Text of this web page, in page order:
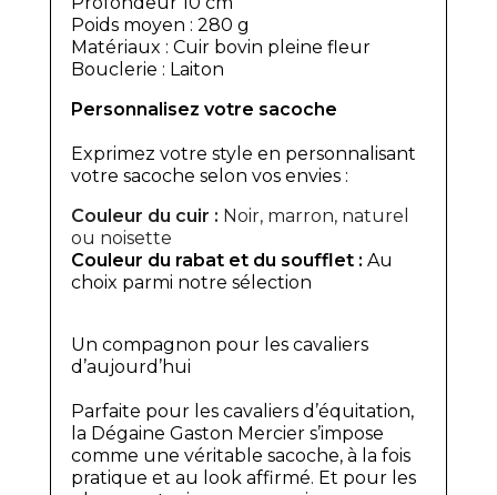
Poids moyen : 280 g
Matériaux : Cuir bovin pleine fleur
Bouclerie : Laiton
Personnalisez votre sacoche
Exprimez votre style en personnalisant
votre sacoche selon vos envies :
Couleur du cuir : Noir, marron, naturel
ou noisette
Couleur du rabat et du soufflet : Au
choix parmi notre sélection
Un compagnon pour les cavaliers
d’aujourd’hui
Parfaite pour les cavaliers d’équitation,
la Dégaine Gaston Mercier s’impose
comme une véritable sacoche, à la fois
pratique et au look affirmé. Et pour les